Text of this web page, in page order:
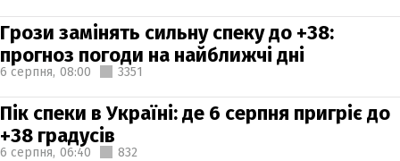
Грози замінять сильну спеку до +38:
прогноз погоди на найближчі дні
6 серпня, 08:00 3351
Пік спеки в Україні: де 6 серпня пригріє до
+38 градусів
6 серпня, 06:40 832